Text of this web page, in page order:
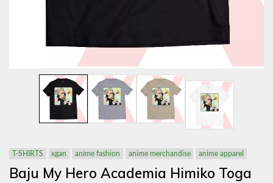
T-SHIRTS xgan anime fashion anime merchandise anime apparel
Baju My Hero Academia Himiko Toga